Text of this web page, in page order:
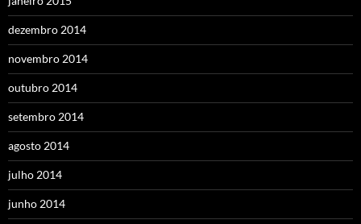
dezembro 2014
novembro 2014
outubro 2014
setembro 2014
agosto 2014
julho 2014
junho 2014